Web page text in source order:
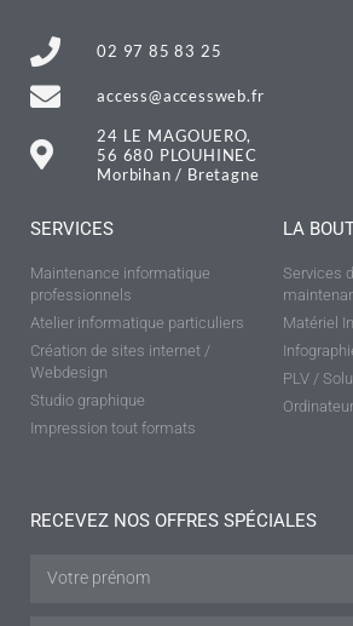
02 97 85 83 25
access@accessweb.fr
24 LE MAGOUERO,
56 680 PLOUHINEC
Morbihan / Bretagne
SERVICES
Maintenance informatique
professionnels
Atelier informatique particuliers
Création de sites internet /
Webdesign
Studio graphique
Impression tout formats
LA
Services
Matériel
PLV /
RECEVEZ NOS OFFRES SPÉCIALES